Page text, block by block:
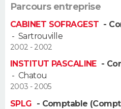
DICTIONNAIRE
Dictionnaire
Biographies
Citations
Expressions
Proverbes
PROGRAMME TV
COPAINS D'AVANT
S'inscrire
Se connecter
Lycées
Collèges
Primaires
Universités
Entreprises
Service militaire
Avis de recherche
AVIS DE DÉCÈS
FORUM
Parcours entreprise
CABINET SOFRAGEST -
- Sartrouville
2002 - 2002
INSTITUT PASCALINE -
- Chatou
2003 - 2005
SPLG - Comptable